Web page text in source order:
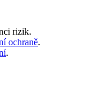
rizik.
ochraně.
.